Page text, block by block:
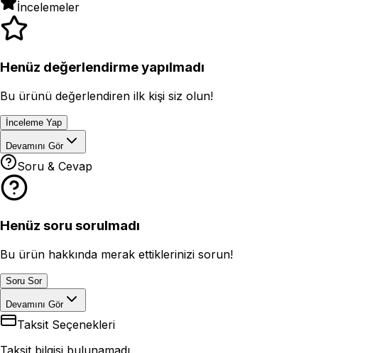
İncelemeler
Henüz değerlendirme yapılmadı
Bu ürünü değerlendiren ilk kişi siz olun!
İnceleme Yap
Devamını Gör
Soru & Cevap
Henüz soru sorulmadı
Bu ürün hakkında merak ettiklerinizi sorun!
Soru Sor
Devamını Gör
Taksit Seçenekleri